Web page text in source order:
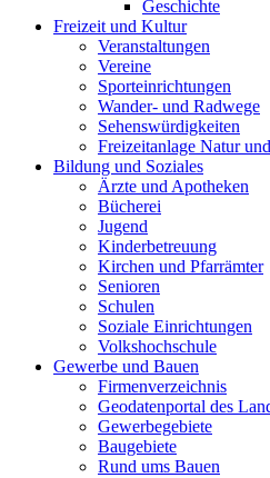
Geschichte
Freizeit und Kultur
Veranstaltungen
Vereine
Sporteinrichtungen
Wander- und Radwege
Sehenswürdigkeiten
Freizeitanlage Natur
Bildung und Soziales
Ärzte und Apotheken
Bücherei
Jugend
Kinderbetreuung
Kirchen und Pfarrämter
Senioren
Schulen
Soziale Einrichtungen
Volkshochschule
Gewerbe und Bauen
Firmenverzeichnis
Geodatenportal des
Gewerbegebiete
Baugebiete
Rund ums Bauen